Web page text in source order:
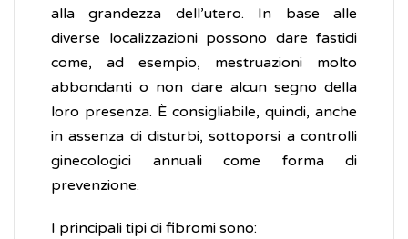
alla grandezza dell’utero. In base alle
diverse localizzazioni possono dare fastidi
come, ad esempio, mestruazioni molto
abbondanti o non dare alcun segno della
loro presenza. È consigliabile, quindi, anche
in assenza di disturbi, sottoporsi a controlli
ginecologici annuali come forma di
prevenzione.
I principali tipi di fibromi sono: